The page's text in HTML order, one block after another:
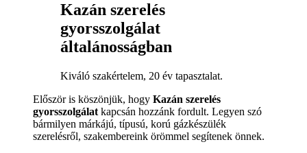
Kazán szerelés
gyorsszolgálat
általánosságban
Kiváló szakértelem, 20 év tapasztalat.
Először is köszönjük, hogy Kazán szerelés
gyorsszolgálat kapcsán hozzánk fordult. Legyen szó
bármilyen márkájú, típusú, korú gázkészülék
szerelésről, szakembereink örömmel segítenek önnek.